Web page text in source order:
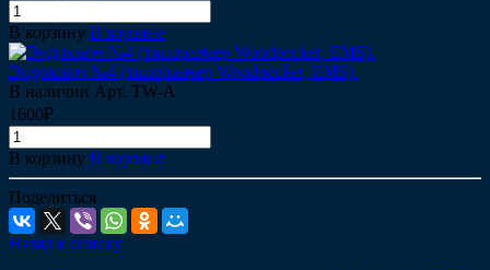
В корзину В корзине
Эндоключ №4 (типоразмер Woodpecker, EMS).
В наличии Арт. TW-A
1600₽
В корзину В корзине
Поделиться
Назад к списку